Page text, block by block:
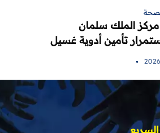
الملك سلمان
تأمين أدوية غسيل